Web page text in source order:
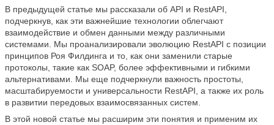
В предыдущей статье мы рассказали об API и RestAPI,
подчеркнув, как эти важнейшие технологии облегчают
взаимодействие и обмен данными между различными
системами. Мы проанализировали эволюцию RestAPI с позиции
принципов Роя Филдинга и то, как они заменили старые
протоколы, такие как SOAP, более эффективными и гибкими
альтернативами. Мы еще подчеркнули важность простоты,
масштабируемости и универсальности RestAPI, а также их роль
в развитии передовых взаимосвязанных систем.
В этой новой статье мы расширим эти понятия и применим их